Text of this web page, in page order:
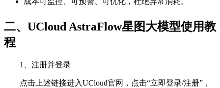
二、UCloud AstraFlow星图大模型使用教
程
1、注册并登录
点击上述链接进入UCloud官网，点击“立即登录/注册”，